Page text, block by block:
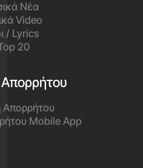
Νέα
Video
/ Lyrics
20
Απορρήτου
Απορρήτου
Mobile App